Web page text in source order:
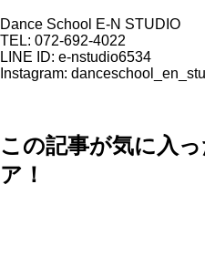
Dance School E-N STUDIO
TEL: 072-692-4022
LINE ID: e-nstudio6534
Instagram:
この記事が気に入
ア！